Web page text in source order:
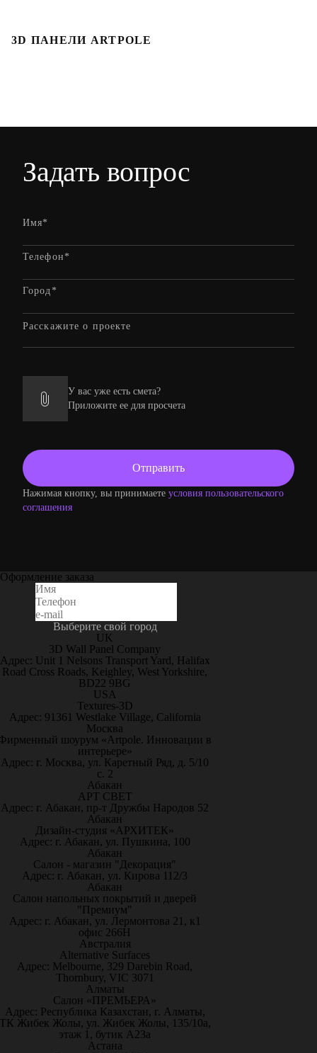
3D ПАНЕЛИ ARTPOLE
Задать вопрос
У вас уже есть смета?
Приложите ее для просчета
Нажимая кнопку, вы принимаете условия пользовательского
соглашения
Оформление заказа
Выберите свой город
UK
3D Wall Panel Company
Адрес: Unit 1 Nelsons Transport Yard, Halifax
Road Cross Roads, Keighley, West Yorkshire,
BD22 9BG
USA
Textures-3D
Адрес: 91361 Westlake Village, California
Москва
шоурум «Artpole. Инновации в
интерьере»
Адрес: г. Москва, ул. Каретный Ряд, д. 5/10
с. 2
Абакан
АРТ СВЕТ
Адрес: г. Абакан, пр-т Дружбы Народов 52
Абакан
Дизайн-студия «АРХИТЕК»
Адрес: г. Абакан, ул. Пушкина, 100
Абакан
Салон - магазин "Декорация"
Адрес: г. Абакан, ул. Кирова 112/3
Абакан
Салон напольных покрытий и дверей
"Премиум"
Адрес: г. Абакан, ул. Лермонтова 21, к1
офис 266Н
Австралия
Alternative Surfaces
Адрес: Melbourne, 329 Darebin Road,
Thornbury, VIC 3071
Алматы
Салон «ПРЕМЬЕРА»
Адрес: Республика Казахстан, г. Алматы,
Жибек Жолы, ул. Жибек Жолы, 135/10а,
этаж 1, бутик А23а
Астана